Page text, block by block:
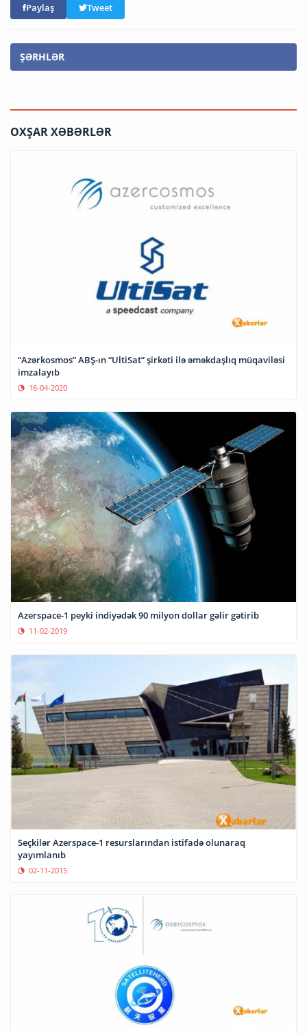
Paylaş Tweet
ŞƏRHLƏR
OXŞAR XƏBƏRLƏR
“Azərkosmos” ABŞ-ın “UltiSat” şirkəti ilə əməkdaşlıq müqaviləsi
imzalayıb
16-04-2020
Azerspace-1 peyki indiyədək 90 milyon dollar gəlir gətirib
11-02-2019
Seçkilər Azerspace-1 resurslarından istifadə olunaraq
yayımlanıb
02-11-2015